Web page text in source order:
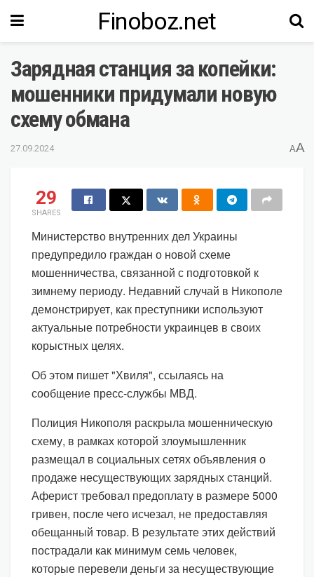
Finoboz.net
Зарядная станция за копейки:
мошенники придумали новую
схему обмана
27.09.2024 AA
29
SHARES
Министерство внутренних дел Украины
предупредило граждан о новой схеме
мошенничества, связанной с подготовкой к
зимнему периоду. Недавний случай в Никополе
демонстрирует, как преступники используют
актуальные потребности украинцев в своих
корыстных целях.
Об этом пишет "Хвиля", ссылаясь на
сообщение пресс-службы МВД.
Полиция Никополя раскрыла мошенническую
схему, в рамках которой злоумышленник
размещал в социальных сетях объявления о
продаже несуществующих зарядных станций.
Аферист требовал предоплату в размере 5000
гривен, после чего исчезал, не предоставляя
обещанный товар. В результате этих действий
пострадали как минимум семь человек,
которые перевели деньги за несуществующие